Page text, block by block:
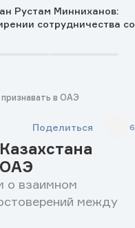
Рустам Минниханов:
сотрудничества со
признавать в ОАЭ
Поделиться 6
ОАЭ
о взаимном
между